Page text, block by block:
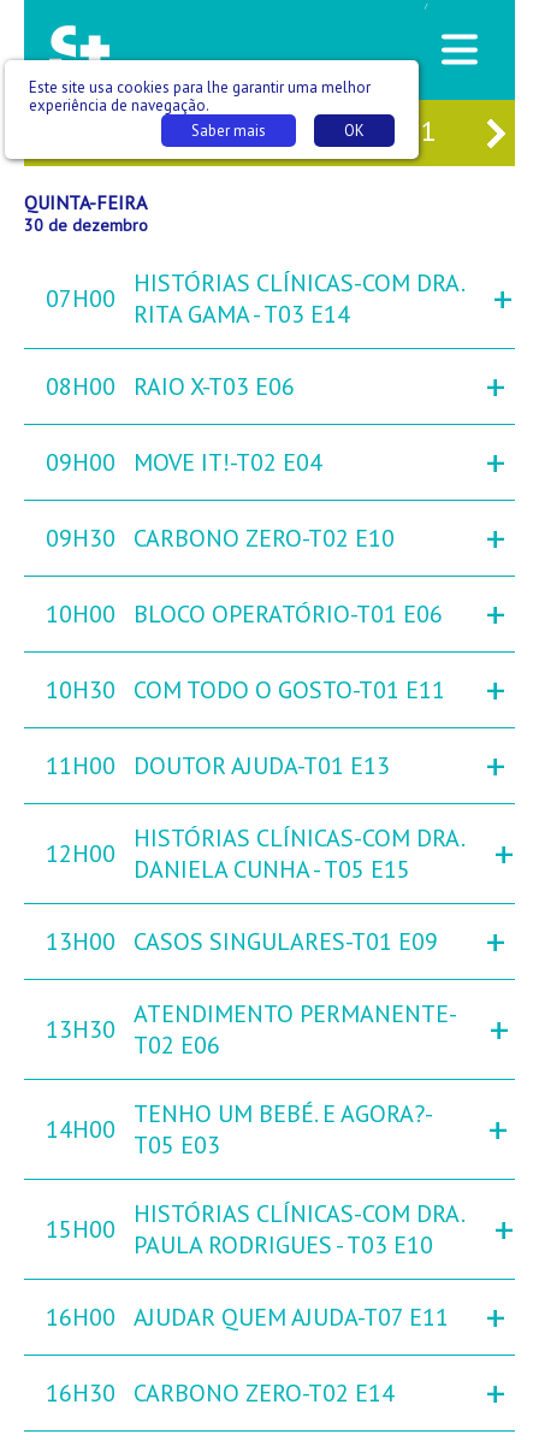
/
29 QUI 30 SEX 31 SÁB
QUINTA-FEIRA
30 de dezembro
07H00
HISTÓRIAS CLÍNICAS-COM DRA.
RITA GAMA - T03 E14
+
08H00 RAIO X-T03 E06 +
09H00 MOVE IT!-T02 E04 +
09H30 CARBONO ZERO-T02 E10 +
10H00 BLOCO OPERATÓRIO-T01 E06 +
10H30 COM TODO O GOSTO-T01 E11 +
11H00 DOUTOR AJUDA-T01 E13 +
12H00
HISTÓRIAS CLÍNICAS-COM DRA.
DANIELA CUNHA - T05 E15
+
13H00 CASOS SINGULARES-T01 E09 +
13H30
ATENDIMENTO PERMANENTE-
T02 E06
+
14H00
TENHO UM BEBÉ. E AGORA?-
T05 E03
+
15H00
HISTÓRIAS CLÍNICAS-COM DRA.
PAULA RODRIGUES - T03 E10
+
16H00 AJUDAR QUEM AJUDA-T07 E11 +
16H30 CARBONO ZERO-T02 E14 +
Este site usa cookies para lhe garantir uma melhor
experiência de navegação.
OK
Saber mais